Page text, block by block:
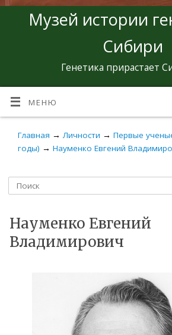
Музей истории
Сибири
Генетика прирастает
МЕНЮ
Главная →Личности → Первые
годы) → Науменко Евгений
Науменко Евгений
Владимирович